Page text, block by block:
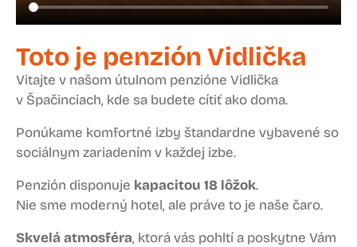
Toto je penzión Vidlička
Vitajte v našom útulnom penzióne Vidlička
v Špačinciach, kde sa budete cítiť ako doma.
Ponúkame komfortné izby štandardne vybavené so
sociálnym zariadením v každej izbe.
Penzión disponuje kapacitou 18 lôžok.
Nie sme moderný hotel, ale práve to je naše čaro.
Skvelá atmosféra, ktorá vás pohltí a poskytne Vám